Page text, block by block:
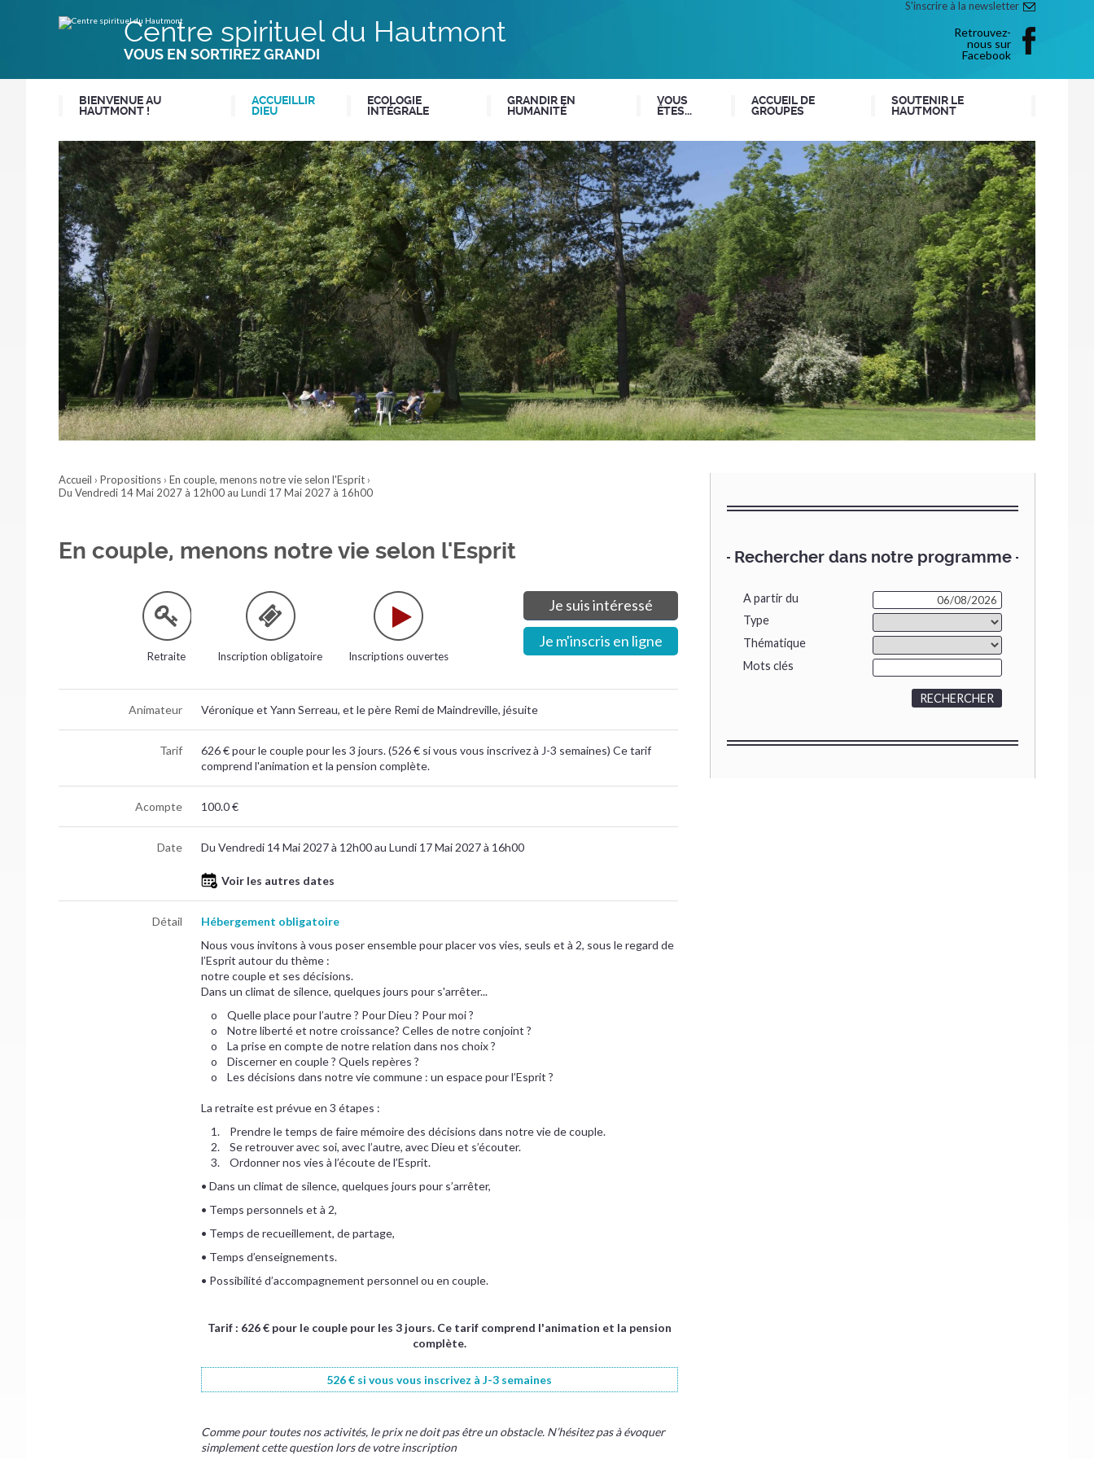
contenu.
S'inscrire à la newsletter
Retrouvez-
nous sur
Facebook
Centre spirituel du Hautmont
VOUS EN SORTIREZ GRANDI
BIENVENUE AU
HAUTMONT !
ACCUEILLIR
DIEU
ECOLOGIE
INTÉGRALE
GRANDIR EN
HUMANITÉ
VOUS
ÊTES...
ACCUEIL DE
GROUPES
SOUTENIR LE
HAUTMONT
Accueil › Propositions › En couple, menons notre vie selon l'Esprit ›
Du Vendredi 14 Mai 2027 à 12h00 au Lundi 17 Mai 2027 à 16h00
Rechercher dans notre programme
A partir du
Type
Thématique
Mots clés
En couple, menons notre vie selon l'Esprit
Retraite Inscription obligatoire Inscriptions ouvertes
Je suis intéressé
Je m'inscris en ligne
Animateur Véronique et Yann Serreau, et le père Remi de Maindreville, jésuite
Tarif
626 € pour le couple pour les 3 jours. (526 € si vous vous inscrivez à J-3 semaines) Ce tarif
comprend l'animation et la pension complète.
Acompte 100.0 €
Date Du Vendredi 14 Mai 2027 à 12h00 au Lundi 17 Mai 2027 à 16h00
Voir les autres dates
Détail
Hébergement obligatoire
Nous vous invitons à vous poser ensemble pour placer vos vies, seuls et à 2, sous le regard de
l’Esprit autour du thème :
notre couple et ses décisions.
Dans un climat de silence, quelques jours pour s'arrêter...
o Quelle place pour l’autre ? Pour Dieu ? Pour moi ?
o Notre liberté et notre croissance? Celles de notre conjoint ?
o La prise en compte de notre relation dans nos choix ?
o Discerner en couple ? Quels repères ?
o Les décisions dans notre vie commune : un espace pour l’Esprit ?
La retraite est prévue en 3 étapes :
1. Prendre le temps de faire mémoire des décisions dans notre vie de couple.
2. Se retrouver avec soi, avec l’autre, avec Dieu et s’écouter.
3. Ordonner nos vies à l’écoute de l’Esprit.
• Dans un climat de silence, quelques jours pour s’arrêter,
• Temps personnels et à 2,
• Temps de recueillement, de partage,
• Temps d’enseignements.
• Possibilité d’accompagnement personnel ou en couple.
Tarif : 626 € pour le couple pour les 3 jours. Ce tarif comprend l'animation et la pension
complète.
526 € si vous vous inscrivez à J-3 semaines
Comme pour toutes nos activités, le prix ne doit pas être un obstacle. N’hésitez pas à évoquer
simplement cette question lors de votre inscription